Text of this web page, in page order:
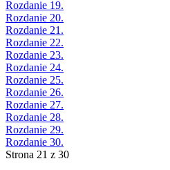
Rozdanie 19.
Rozdanie 20.
Rozdanie 21.
Rozdanie 22.
Rozdanie 23.
Rozdanie 24.
Rozdanie 25.
Rozdanie 26.
Rozdanie 27.
Rozdanie 28.
Rozdanie 29.
Rozdanie 30.
Strona 21 z 30